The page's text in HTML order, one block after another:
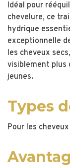
Idéal pour
chevelure, ce
hydrique
exceptionnelle
les cheveux
visiblement plus
jeunes.
Types
Pour les